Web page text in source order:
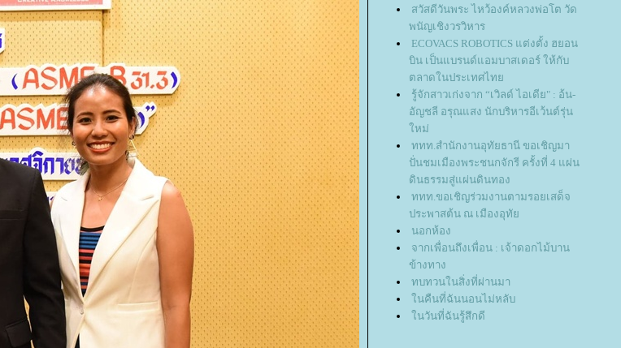
สวัสดีวันพระ ไหว้องค์หลวงพ่อโต วัด
พนัญเชิง​วรวิหาร
ECOVACS ROBOTICS แต่งตั้ง ฮยอน
บิน เป็นแบรนด์แอมบาสเดอร์ ให้กับ
ตลาดในประเทศไท
รู้จักสาวเก่งจาก “เวิลด์ ไอเดีย" : อ้น-
อัญชลี อรุณแสง นักบริหารอีเว้นต์รุ่น
หม่
ททท.สำนักงานอุทัยธานี ขอเชิญมา
ปั่นชมเมืองพระชนกจักรี ครั้งที่ 4 แผ่น
ดินธรรมสู่แผ่นดินทอง
ททท.ขอเชิญร่วมงานตามรอยเสด็จ
ประพาสต้น ณ เมืองอุทั
นอกห้อง
จากเพื่อนถึงเพื่อน : เจ้าดอกไม้บาน
ข้างทาง
ทบทวนในสิ่งที่ผ่านมา
นคืนที่ฉันนอนไม่หลับ
นวันที่ฉันรู้สึกดี